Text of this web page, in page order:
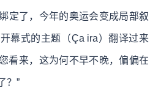
定了，今年的奥运会变成局部叙
幕式的主题（Ça ira）翻译过来
来，这为何不早不晚，偏偏在
？”